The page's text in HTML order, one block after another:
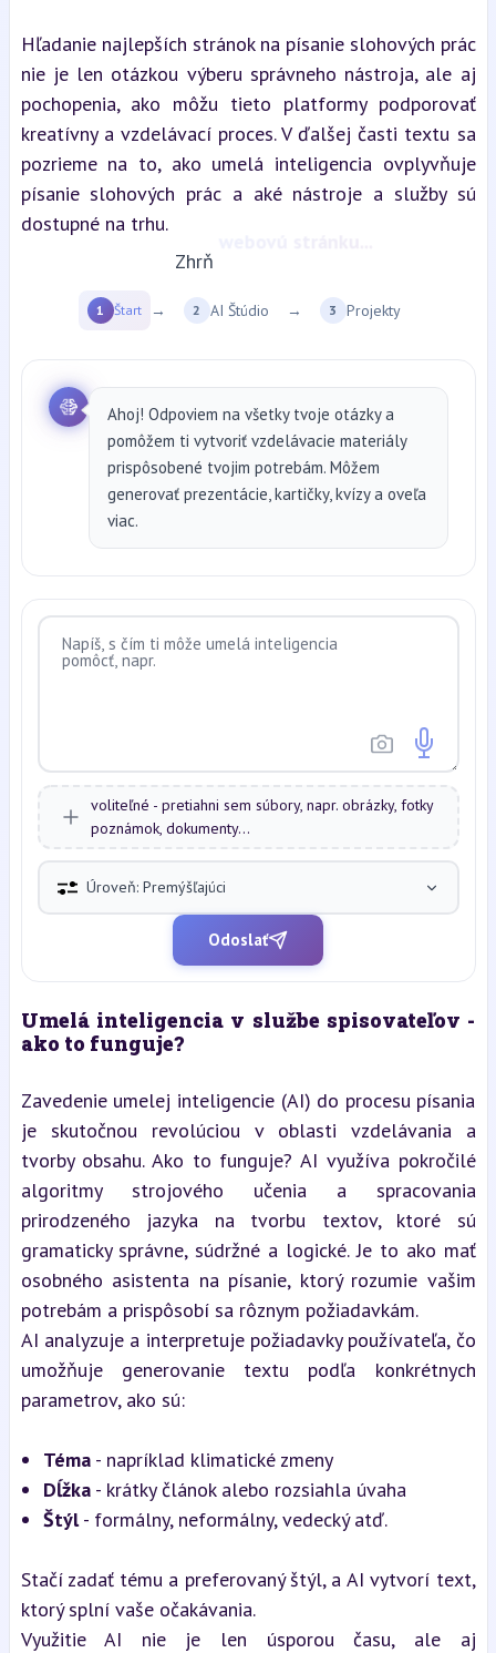
Hľadanie najlepších stránok na písanie slohových prác
nie je len otázkou výberu správneho nástroja, ale aj
pochopenia, ako môžu tieto platformy podporovať
kreatívny a vzdelávací proces. V ďalšej časti textu sa
pozrieme na to, ako umelá inteligencia ovplyvňuje
písanie slohových prác a aké nástroje a služby sú
dostupné na trhu.
Zhrň
1 Štart → 2 AI Štúdio → 3 Projekty
Ahoj! Odpoviem na všetky tvoje otázky a
pomôžem ti vytvoriť vzdelávacie materiály
prispôsobené tvojim potrebám. Môžem
generovať prezentácie, kartičky, kvízy a oveľa
viac.
voliteľné - pretiahni sem súbory, napr. obrázky, fotky
poznámok, dokumenty...
Úroveň: Premýšľajúci
Odoslať
Umelá inteligencia v službe spisovateľov -
ako to funguje?
Zavedenie umelej inteligencie (AI) do procesu písania
je skutočnou revolúciou v oblasti vzdelávania a
tvorby obsahu. Ako to funguje? AI využíva pokročilé
algoritmy strojového učenia a spracovania
prirodzeného jazyka na tvorbu textov, ktoré sú
gramaticky správne, súdržné a logické. Je to ako mať
osobného asistenta na písanie, ktorý rozumie vašim
potrebám a prispôsobí sa rôznym požiadavkám.
AI analyzuje a interpretuje požiadavky používateľa, čo
umožňuje generovanie textu podľa konkrétnych
parametrov, ako sú:
Téma - napríklad klimatické zmeny
Dĺžka - krátky článok alebo rozsiahla úvaha
Štýl - formálny, neformálny, vedecký atď.
Stačí zadať tému a preferovaný štýl, a AI vytvorí text,
ktorý splní vaše očakávania.
Využitie AI nie je len úsporou času, ale aj